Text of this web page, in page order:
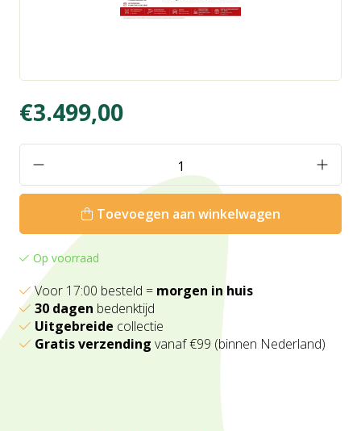
€3.499,00
Toevoegen aan winkelwagen
Op voorraad
Voor 17:00 besteld = morgen in huis
30 dagen bedenktijd
Uitgebreide collectie
Gratis verzending vanaf €99 (binnen Nederland)